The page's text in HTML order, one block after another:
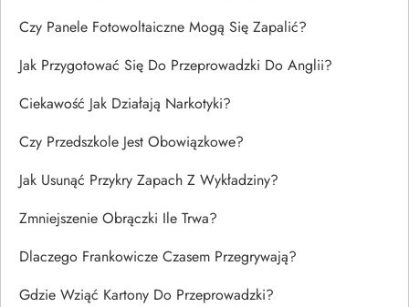
Czy Panele Fotowoltaiczne Mogą Się Zapalić?
Jak Przygotować Się Do Przeprowadzki Do Anglii?
Ciekawość Jak Działają Narkotyki?
Czy Przedszkole Jest Obowiązkowe?
Jak Usunąć Przykry Zapach Z Wykładziny?
Zmniejszenie Obrączki Ile Trwa?
Dlaczego Frankowicze Czasem Przegrywają?
Gdzie Wziąć Kartony Do Przeprowadzki?